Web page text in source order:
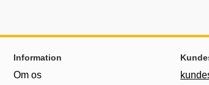
Sidefodsinhold Blandet info og
Information
Om os